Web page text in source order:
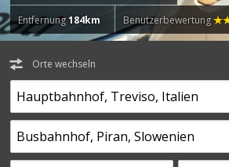
Entfernung184km Benutzerbewertung
Orte wechseln